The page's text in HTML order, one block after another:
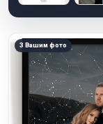
З Вашим фото